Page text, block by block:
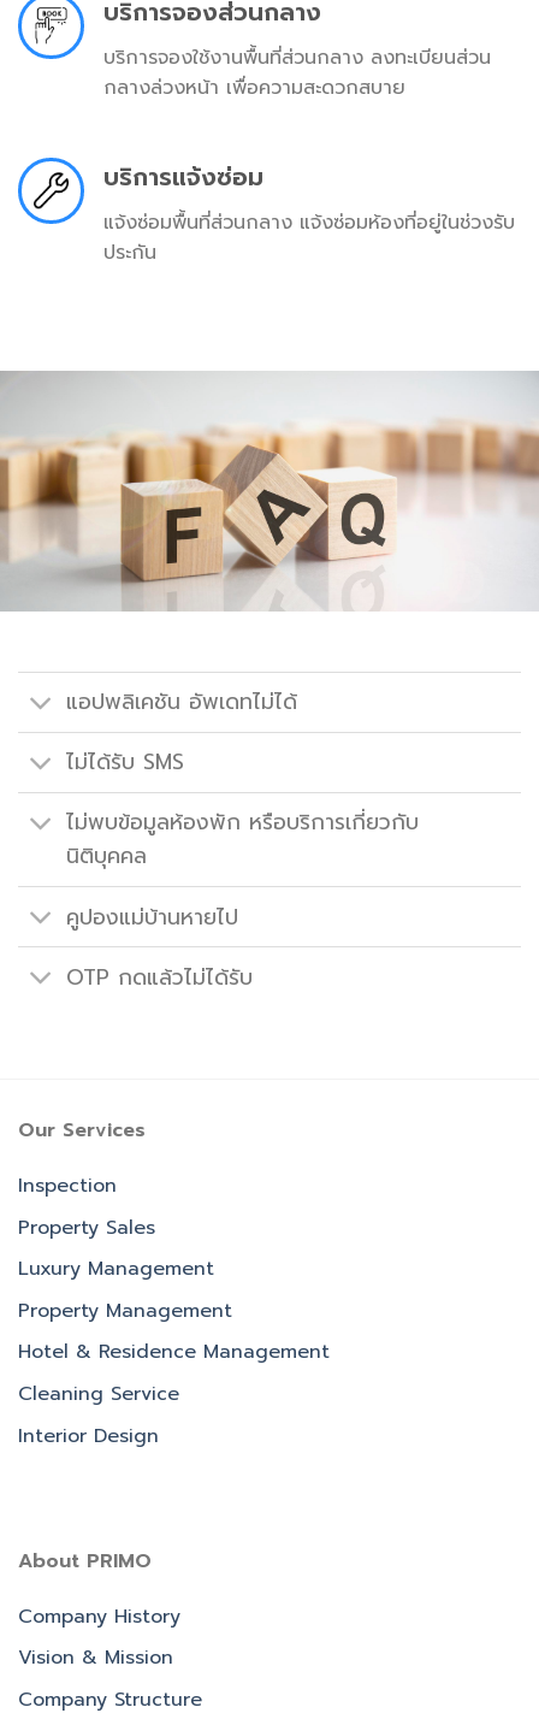
บริการจองส่วนกลาง
บริการจองใช้งานพื้นที่ส่วนกลาง ลงทะเบียนส่วน
กลางล่วงหน้า เพื่อความสะดวกสบาย
บริการแจ้งซ่อม
แจ้งซ่อมพื้นที่ส่วนกลาง แจ้งซ่อมห้องที่อยู่ในช่วงรับ
ประกัน
แอปพลิเคชัน อัพเดทไม่ได้
ไม่ได้รับ SMS
ไม่พบข้อมูลห้องพัก หรือบริการเกี่ยวกับ
นิติบุคคล
คูปองแม่บ้านหายไป
OTP กดแล้วไม่ได้รับ
Our Services
Inspection
Property Sales
Luxury Management
Property Management
Hotel & Residence Management
Cleaning Service
Interior Design
About PRIMO
Company History
Vision & Mission
Company Structure